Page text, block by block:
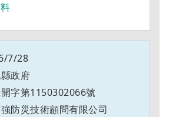
7/28
政府
字第1150302066號
防災技術顧問有限公司